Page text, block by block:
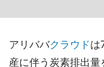
アリババクラウドは
産に伴う炭素排出